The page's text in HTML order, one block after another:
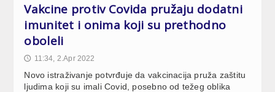
Vakcine protiv Covida pružaju dodatni
imunitet i onima koji su prethodno
oboleli
🕔 11:34, 2.Apr 2022
Novo istraživanje potvrđuje da vakcinacija pruža zaštitu
ljudima koji su imali Covid, posebno od težeg oblika